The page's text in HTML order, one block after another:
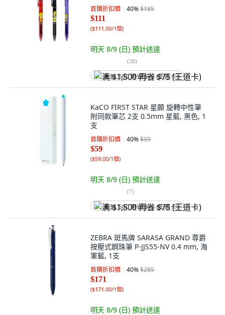
首購折扣價 40%$185
$111
($111.00/1個)
明天 8/9 (日) 預計送達
(38)
满 $1,500 再省 $75 (王道卡)
KaCO FIRST STAR 星願 旋轉中性筆
附同款筆芯 2支 0.5mm 星藍, 黑色, 1
支
首購折扣價 40%$99
$59
($59.00/1個)
明天 8/9 (日) 預計送達
(7)
满 $1,500 再省 $75 (王道卡)
ZEBRA 斑馬牌 SARASA GRAND 尊爵
按壓式鋼珠筆 P-JJS55-NV 0.4 mm, 海
軍藍, 1支
首購折扣價 40%$285
$171
($171.00/1個)
明天 8/9 (日) 預計送達